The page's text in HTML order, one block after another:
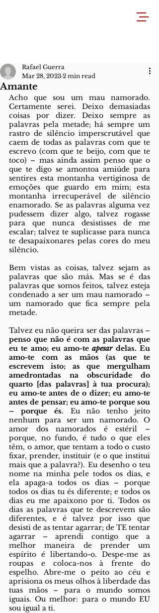
Amante
Rafael Guerra
Mar 28, 2023 2 min read
Acho que sou um mau namorado.
Certamente serei. Deixo demasiadas
coisas por dizer. Deixo sempre as
palavras pela metade; há sempre um
rastro de silêncio imperscrutável que
caem de todas as palavras com que te
escrevo (com que te beijo, com que te
toco) – mas ainda assim penso que o
que te digo se amontoa amiúde para
sentires esta montanha vertiginosa de
emoções que guardo em mim; esta
montanha irrecuperável de silêncio
enamorado. Se as palavras alguma vez
pudessem dizer algo, talvez rogasse
para que nunca desistisses de me
escalar; talvez te suplicasse para nunca
te desapaixonares pelas cores do meu
silêncio.
Bem vistas as coisas, talvez sejam as
palavras que são más. Mas se é das
palavras que somos feitos, talvez esteja
condenado a ser um mau namorado –
um namorado que fica sempre pela
metade.
penso que não é com as palavras que
eu te amo; eu amo-te apesar delas. Eu
amo-te com as mãos (as que te
escrevem isto; as que mergulham
amedrontadas na obscuridade do
quarto [das palavras] à tua procura);
eu amo-te antes de o dizer; eu amo-te
antes de pensar; eu amo-te porque sou
– porque és. Eu não tenho jeito
nenhum para ser um namorado. O
amor dos namorados é estéril –
porque, no fundo, é tudo o que eles
têm, o amor, que tentam a todo o custo
fixar, prender, instituir (e o que institui
mais que a palavra?). Eu desenho o teu
nome na minha pele todos os dias, e
ela apaga-a todos os dias – porque
todos os dias tu és diferente; e todos os
dias eu me apaixono por ti. Todos os
dias as palavras que te descrevem são
diferentes, e é talvez por isso que
desisti de as tentar agarrar; de TE tentar
agarrar – aprendi contigo que a
melhor maneira de prender um
espírito é libertando-o. Despe-me as
roupas e coloca-nos à frente do
espelho. Abre-me o peito ao céu e
aprisiona os meus olhos à liberdade das
tuas mãos – para o mundo somos
iguais. Ou melhor: para o mundo EU
sou igual a ti.